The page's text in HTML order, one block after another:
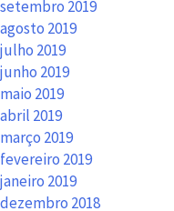
setembro 2019
agosto 2019
julho 2019
junho 2019
maio 2019
abril 2019
março 2019
fevereiro 2019
janeiro 2019
dezembro 2018